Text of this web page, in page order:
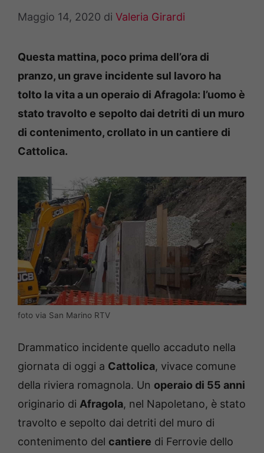
Maggio 14, 2020 di Valeria Girardi
Questa mattina, poco prima dell’ora di
pranzo, un grave incidente sul lavoro ha
tolto la vita a un operaio di Afragola: l’uomo è
stato travolto e sepolto dai detriti di un muro
di contenimento, crollato in un cantiere di
Cattolica.
foto via San Marino RTV
Drammatico incidente quello accaduto nella
giornata di oggi a Cattolica, vivace comune
della riviera romagnola. Un operaio di 55 anni
originario di Afragola, nel Napoletano, è stato
travolto e sepolto dai detriti del muro di
contenimento del cantiere di Ferrovie dello